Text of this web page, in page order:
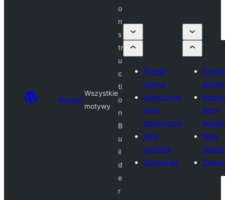
Motywy
Wszystkie
motywy
o
n
s
tr
u
c
ti
o
n
B
u
il
d
e
r
Prześlij
motyw
Komercyjne
firmy
tematyczne
Moje
ulubione
Zaloguj się
Prześlij
motyw
firmy
Moje